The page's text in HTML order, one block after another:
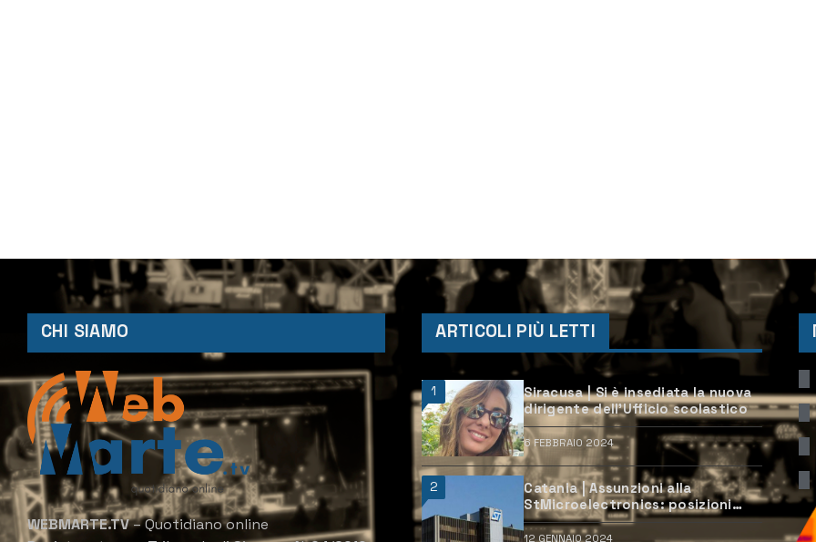
CHI SIAMO
WEBMARTE.TV– Quotidiano online
ARTICOLI PIÙ LETTI
1
Siracusa | Si è insediata la nuova
dirigente dell’Ufficio scolastico
6 FEBBRAIO 2024
2
Catania | Assunzioni alla
StMicroelectronics: posizioni
aperte e come candidarsi
12 GENNAIO 2024